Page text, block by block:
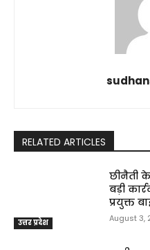
RELATED ARTICLES
उत्तर प्रदेश
छीनैती
बड़ी
प्रयुक्त
August 3,